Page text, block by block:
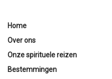
Home
Over ons
Onze spirituele reizen
Bestemmingen